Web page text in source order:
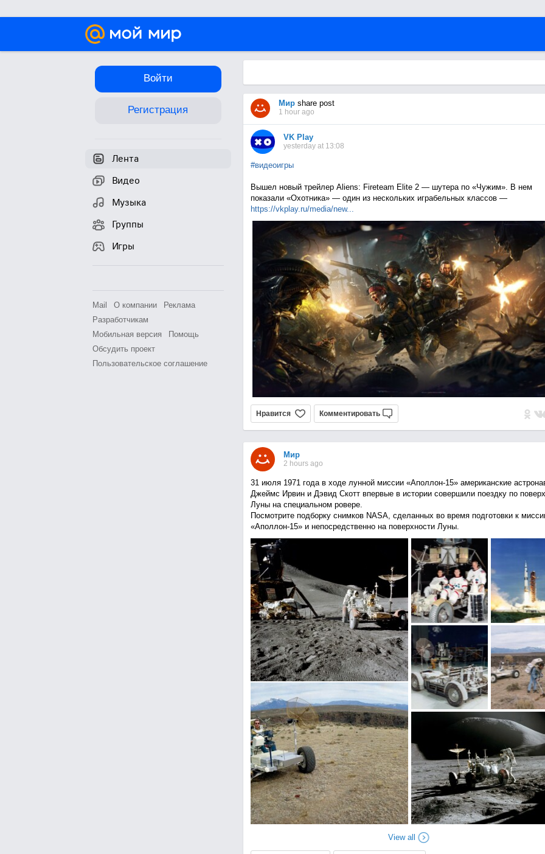
Войти
Регистрация
Лента
Видео
Музыка
Группы
Игры
Mail О компании
Реклама
Разработчикам
Мобильная версия
Помощь
Обсудить проект
Пользовательское соглашение
Мирshare post
1 hour ago
VK Play
yesterday at 13:08
#видеоигры
Вышел новый трейлер Aliens: Fireteam Elite 2 — шутера по «Чужим». В нем
показали «Охотника» — один из нескольких играбельных классов —
https://vkplay.ru/media/new...
Нравится Комментировать
Мир
2 hours ago
31 июля 1971 года в ходе лунной миссии «Аполлон-15» американские
Джеймс Ирвин и Дэвид Скотт впервые в истории совершили поездку по
Луны на специальном ровере.
Посмотрите подборку снимков NASA, сделанных во время подготовки к
«Аполлон-15» и непосредственно на поверхности Луны.
View all